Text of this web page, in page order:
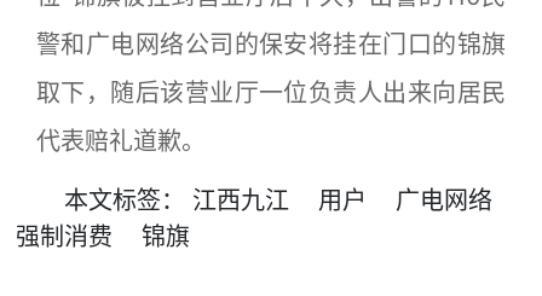
警和广电网络公司的保安将挂在门口的锦旗
取下，随后该营业厅一位负责人出来向居民
代表赔礼道歉。
本文标签： 江西九江 用户
广电网络
强制消费
锦旗